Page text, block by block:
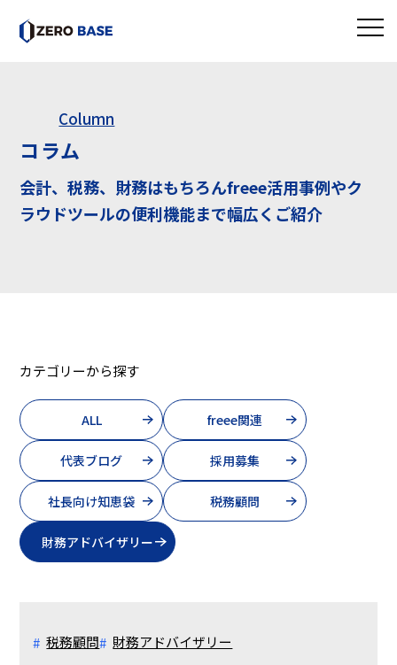
Column
コラム
会計、税務、財務はもちろんfreee活用事例やク
ラウドツールの便利機能まで幅広くご紹介
カテゴリーから探す
ALL freee関連
代表ブログ 採用募集
社長向け知恵袋 税務顧問
財務アドバイザリー
税務顧問 財務アドバイザリー